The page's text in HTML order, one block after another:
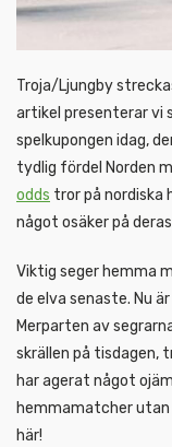
Troja/Ljungby
artikel presenterar vi
spelkupongen idag,
tydlig fördel Norden
odds tror på nordiska
något osäker på
Viktig seger hemma
de elva senaste. Nu
Merparten av
skrällen på tisdagen,
har agerat något
hemmamatcher utan
här!